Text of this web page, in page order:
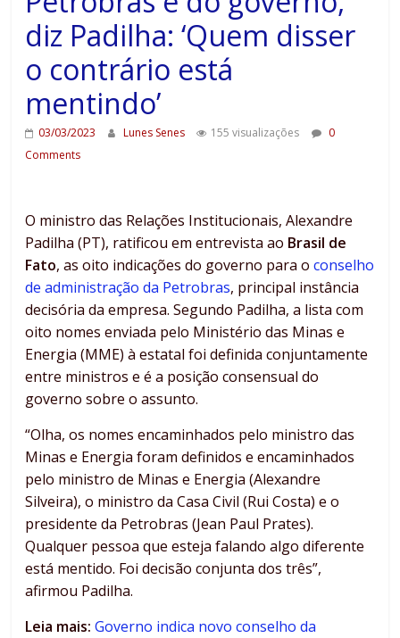
diz Padilha: ‘Quem disser
o contrário está
mentindo’
03/03/2023 Lunes Senes 155 visualizações
0
Comments
O ministro das Relações Institucionais, Alexandre
Padilha (PT), ratificou em entrevista ao Brasil de
Fato, as oito indicações do governo para oconselho
de administração da Petrobras, principal instância
decisória da empresa. Segundo Padilha, a lista com
oito nomes enviada pelo Ministério das Minas e
Energia (MME) à estatal foi definida conjuntamente
entre ministros e é a posição consensual do
governo sobre o assunto.
“Olha, os nomes encaminhados pelo ministro das
Minas e Energia foram definidos e encaminhados
pelo ministro de Minas e Energia (Alexandre
Silveira), o ministro da Casa Civil (Rui Costa) e o
presidente da Petrobras (Jean Paul Prates).
Qualquer pessoa que esteja falando algo diferente
está mentido. Foi decisão conjunta dos três”,
afirmou Padilha.
Leia mais:Governo indica novo conselho da